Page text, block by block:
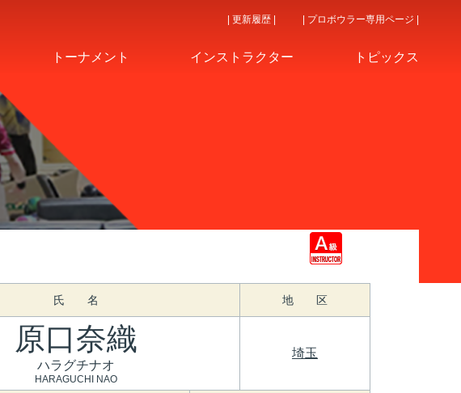
トーナメント インストラクター トピックス
| 更新履歴 | | プロボウラー専用ページ |
氏 名 地 区
原口奈織
ハラグチナオ
HARAGUCHI NAO
埼玉